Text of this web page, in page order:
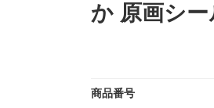
か 原画シー
商品番号